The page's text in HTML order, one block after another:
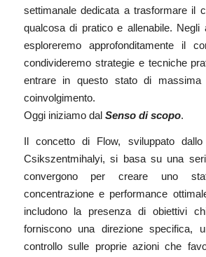
settimanale dedicata a trasformare il
qualcosa di pratico e allenabile. Negli
esploreremo approfonditamente il
condivideremo strategie e tecniche
entrare in questo stato di massima
coinvolgimento.
Oggi iniziamo dalSenso di scopo.
Il concetto di Flow, sviluppato dallo
Csikszentmihalyi, si basa su una
convergono per creare uno
concentrazione e performance
includono la presenza di obiettivi
forniscono una direzione specifica,
controllo sulle proprie azioni che